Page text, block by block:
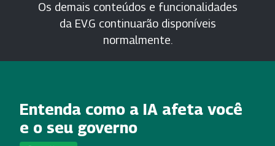
Os demais conteúdos e funcionalidades
da EV.G continuarão disponíveis
normalmente.
Entenda como a IA afeta você
e o seu governo